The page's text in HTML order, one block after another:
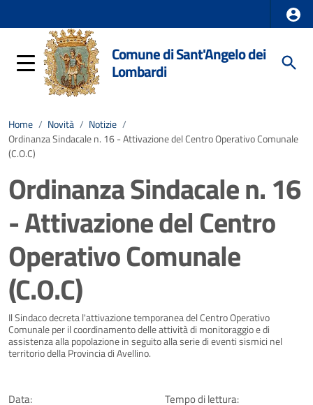
Comune di Sant'Angelo dei
Lombardi
Home / Novità / Notizie /
Ordinanza Sindacale n. 16 - Attivazione del Centro Operativo Comunale
(C.O.C)
Ordinanza Sindacale n. 16
- Attivazione del Centro
Operativo Comunale
(C.O.C)
Dettagli della notizia
Il Sindaco decreta l'attivazione temporanea del Centro Operativo
Comunale per il coordinamento delle attività di monitoraggio e di
assistenza alla popolazione in seguito alla serie di eventi sismici nel
territorio della Provincia di Avellino.
Data: Tempo di lettura: